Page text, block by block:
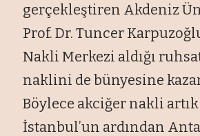
gerçekleştiren Akdeniz
Prof. Dr. Tuncer
Nakli Merkezi aldığı
naklini de bünyesine
Böylece akciğer nakli
İstanbul’un ardından